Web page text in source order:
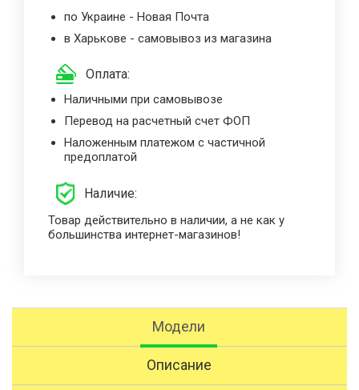
по Украине - Новая Почта
в Харькове - самовывоз из магазина
Оплата:
Наличными при самовывозе
Перевод на расчетный счет ФОП
Наложенным платежом с частичной
предоплатой
Наличие:
Товар действительно в наличии, а не как у
большинства интернет-магазинов!
Модели
Описание